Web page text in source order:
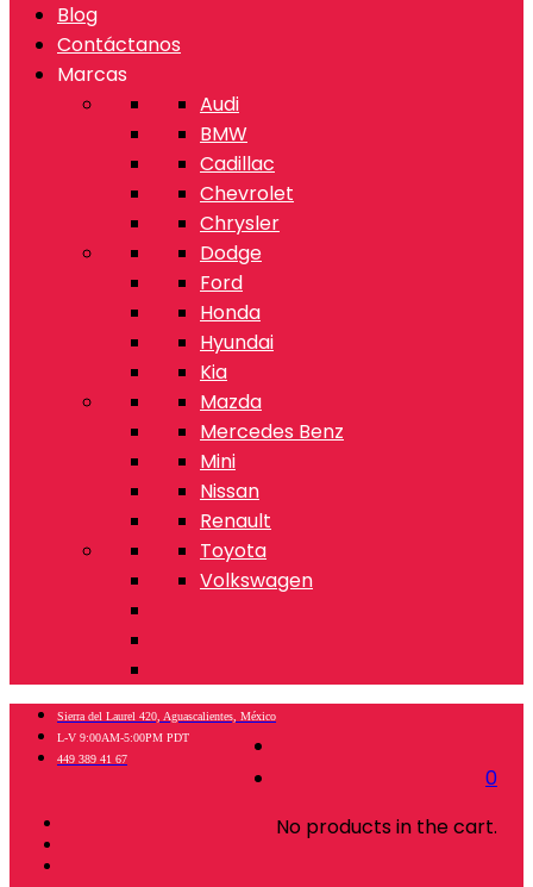
Blog
Contáctanos
Marcas
Audi
BMW
Cadillac
Chevrolet
Chrysler
Dodge
Ford
Honda
Hyundai
Kia
Mazda
Mercedes Benz
Mini
Nissan
Renault
Toyota
Volkswagen
0
No products in the cart.
Sierra del Laurel 420, Aguascalientes, México
L-V 9:00AM-5:00PM PDT
449 389 41 67